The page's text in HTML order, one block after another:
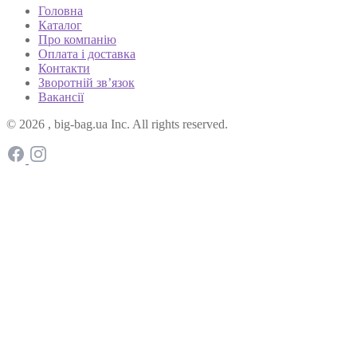
Головна
Каталог
Про компанію
Оплата і доставка
Контакти
Зворотній зв’язок
Вакансії
© 2026 , big-bag.ua Inc. All rights reserved.